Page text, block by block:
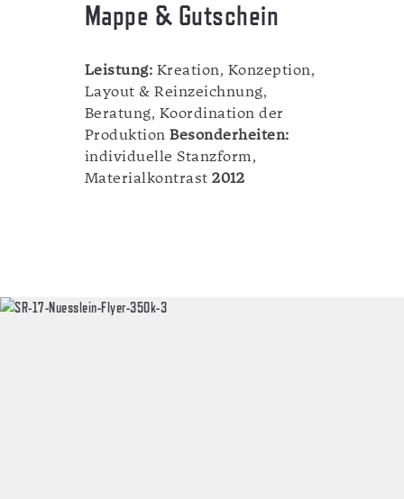
Mappe & Gutschein
Leistung: Kreation, Konzeption,
Layout & Reinzeichnung,
Beratung, Koordination der
ProduktionBesonderheiten:
individuelle Stanzform,
Materialkontrast2012